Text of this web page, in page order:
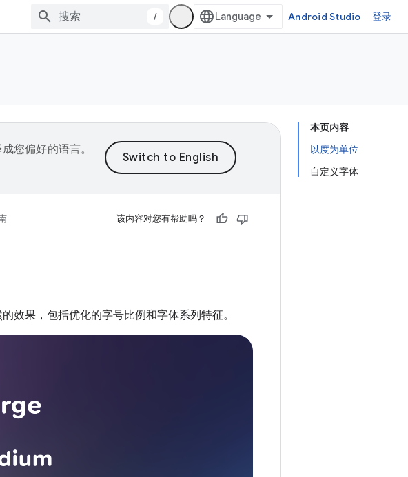
/ Android Studio 登录
本页内容
以度为单位
自定义字体
您偏好的语言。
该内容对您有帮助吗？
效果，包括优化的字号比例和字体系列特征。